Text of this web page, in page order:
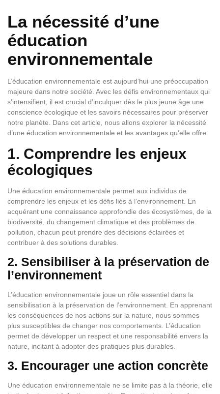
La nécessité d’une
éducation
environnementale
L’éducation environnementale est aujourd’hui une préoccupation
majeure dans notre société. Avec les défis environnementaux qui
s’intensifient, il est crucial d’inculquer dès le plus jeune âge une
conscience écologique et les savoirs nécessaires pour préserver
notre planète. Dans cet article, nous allons explorer la nécessité
d’une éducation environnementale et les avantages qu’elle offre.
1. Comprendre les enjeux
écologiques
Une éducation environnementale permet aux individus de
comprendre les enjeux et les défis liés à l’environnement. En
acquérant une connaissance approfondie des écosystèmes, de la
biodiversité, du changement climatique et des problèmes de
pollution, chacun peut prendre des décisions éclairées et
contribuer à des solutions durables.
2. Sensibiliser à la préservation de
l’environnement
L’éducation environnementale joue un rôle essentiel dans la
sensibilisation à la préservation de l’environnement. En apprenant
les conséquences de nos actions sur la nature, nous sommes
plus susceptibles de changer nos comportements. L’éducation
permet de développer un respect et une responsabilité envers la
nature, incitant à adopter des pratiques plus durables.
3. Encourager une action concrète
Une éducation environnementale ne se limite pas à la théorie, elle